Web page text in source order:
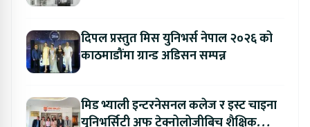
दिपल प्रस्तुत मिस युनिभर्स नेपाल २०२६ को
काठमाडौंमा ग्रान्ड अडिसन सम्पन्न
मिड भ्याली इन्टरनेसनल कलेज र इस्ट चाइना
युनिभर्सिटी अफ टेक्नोलोजीबिच शैक्षिक